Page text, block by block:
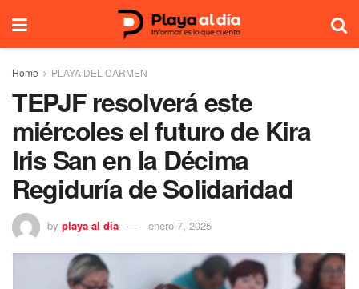
Home PLAYA DEL CARMEN
TEPJF resolverá este
miércoles el futuro de Kira
Iris San en la Décima
Regiduría de Solidaridad
by playa al dia enero 7, 2025